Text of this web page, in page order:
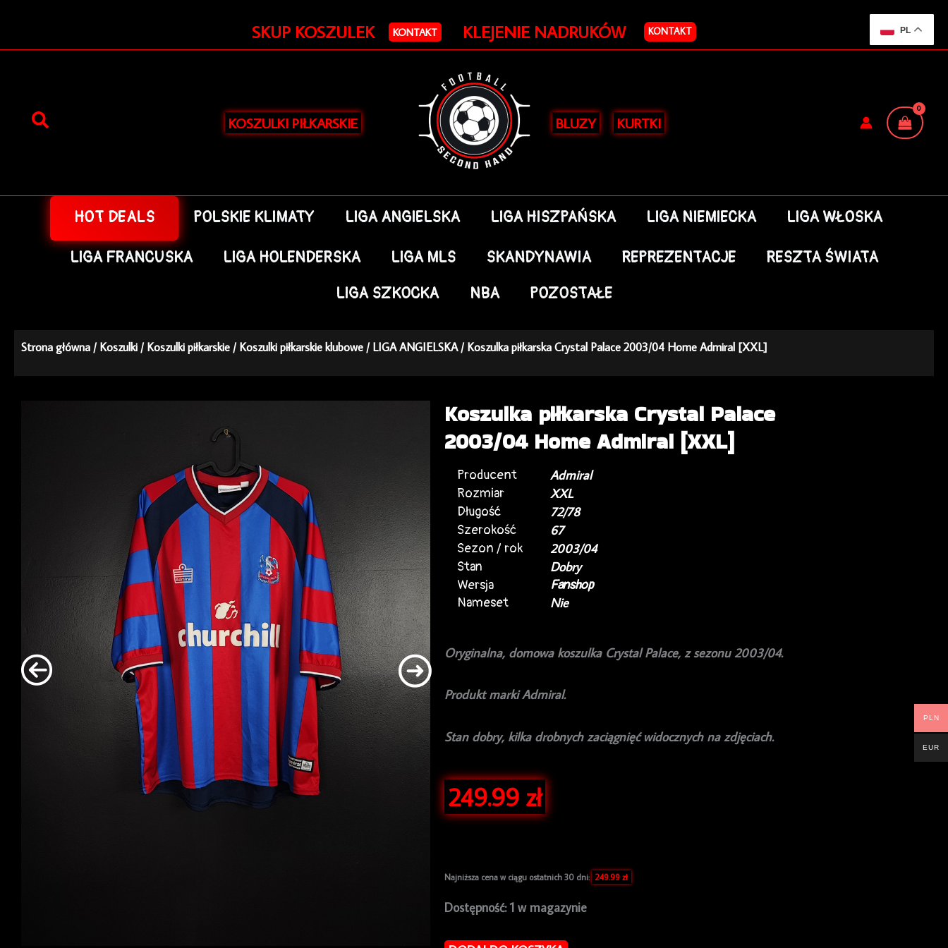
treści
SKUP KOSZULEK KONTAKT KLEJENIE NADRUKÓW KONTAKT
KOSZULKI PIŁKARSKIE BLUZY KURTKI
HOT DEALS POLSKIE KLIMATY LIGA ANGIELSKA LIGA HISZPAŃSKA LIGA NIEMIECKA LIGA WŁOSKA
LIGA FRANCUSKA LIGA HOLENDERSKA LIGA MLS SKANDYNAWIA REPREZENTACJE
RESZTA ŚWIATA
LIGA SZKOCKA
NBA POZOSTAŁE
Strona główna /Koszulki /Koszulki piłkarskie /Koszulki piłkarskie klubowe /LIGA ANGIELSKA/ Koszulka piłkarska Crystal Palace 2003/04 Home Admiral [XXL]
Koszulka piłkarska Crystal Palace
2003/04 Home Admiral [XXL]
Producent
Admiral
Rozmiar
XXL
Długość
72/78
Szerokość
67
Sezon / rok
2003/04
Stan
Dobry
Wersja
Fanshop
Nameset
Nie
Oryginalna, domowa koszulka Crystal Palace, z sezonu 2003/04.
Produkt marki Admiral.
Stan dobry, kilka drobnych zaciągnięć widocznych na zdjęciach.
249.99 zł
Najniższa cena w ciągu ostatnich 30 dni: 249.99 zł
Dostępność: 1 w magazynie
ilość
PL
PLN
EUR